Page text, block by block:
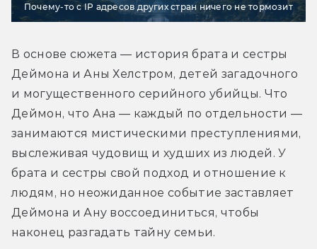
Почему-то с IP адресов других стран ничего не тормозит
В основе сюжета — история брата и сестры
Деймона и Аны Хелстром, детей загадочного
и могущественного серийного убийцы. Что
Деймон, что Ана — каждый по отдельности —
занимаются мистическими преступлениями,
выслеживая чудовищ и худших из людей. У
брата и сестры свой подход и отношение к
людям, но неожиданное событие заставляет
Деймона и Ану воссоединиться, чтобы
наконец разгадать тайну семьи.